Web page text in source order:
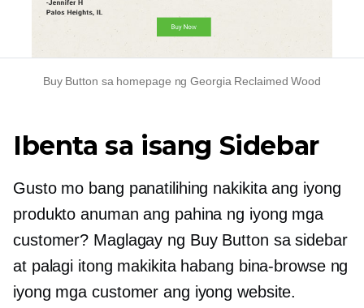
Buy Button sa homepage ng Georgia Reclaimed Wood
Ibenta sa isang Sidebar
Gusto mo bang panatilihing nakikita ang iyong
produkto anuman ang pahina ng iyong mga
customer? Maglagay ng Buy Button sa sidebar
at palagi itong makikita habang bina-browse ng
iyong mga customer ang iyong website.